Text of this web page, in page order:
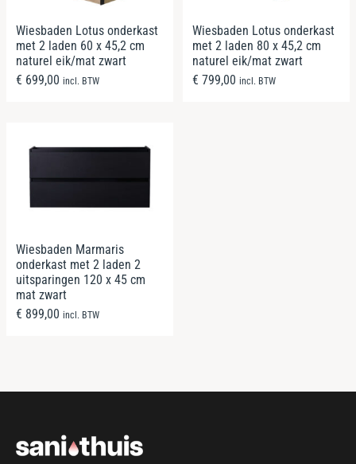
Wiesbaden Lotus onderkast
met 2 laden 60 x 45,2 cm
naturel eik/mat zwart
€ 699,00 incl. BTW
Wiesbaden Lotus onderkast
met 2 laden 80 x 45,2 cm
naturel eik/mat zwart
€ 799,00 incl. BTW
Wiesbaden Marmaris
onderkast met 2 laden 2
uitsparingen 120 x 45 cm
mat zwart
€ 899,00 incl. BTW